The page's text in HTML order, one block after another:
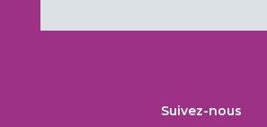
Suivez-nous